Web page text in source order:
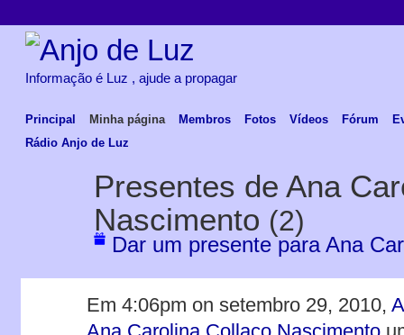
Informação é Luz , ajude a propagar
Principal Minha página Membros Fotos Vídeos Fórum
Rádio Anjo de Luz
Presentes de Ana
Nascimento (2)
Dar um presente para Ana
Em 4:06pm on setembro 29, 2010,